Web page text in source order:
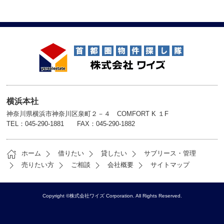
横浜本社
神奈川県横浜市神奈川区泉町２－４ COMFORT K １F
TEL：045-290-1881 FAX：045-290-1882
ホーム 借りたい 貸したい
サブリース・管理
売りたい方
ご相談 会社概要 サイトマップ
Copyright ©株式会社ワイズ Corporation. All Rights Reserved.